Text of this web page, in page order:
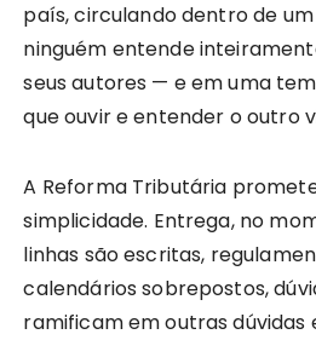
país, circulando dentro de
ninguém entende
seus autores — e em uma
que ouvir e entender o outro
A Reforma Tributária
simplicidade. Entrega, no
linhas são escritas,
calendários sobrepostos,
ramificam em outras dúvidas